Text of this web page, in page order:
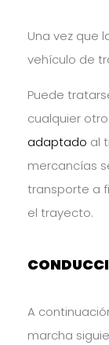
Una vez que
vehículo de
Puede
cualquier
adaptado al
mercancías
transporte a
el trayecto.
A
marcha